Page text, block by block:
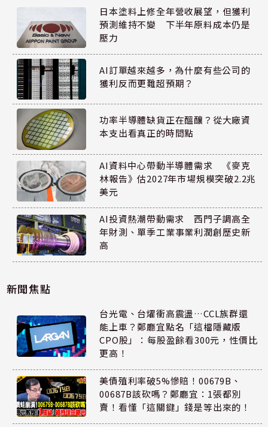
日本塗料上修全年營收展望，但獲利
預測維持不變 下半年原料成本仍是
壓力
AI訂單越來越多，為什麼有些公司的
獲利反而更難超預期？
功率半導體缺貨正在醞釀？從大廠資
本支出看真正的時間點
AI資料中心帶動半導體需求 《麥克
林報告》估2027年市場規模突破2.2兆
美元
AI投資熱潮帶動需求 西門子調高全
年財測、單季工業事業利潤創歷史新
高
新聞焦點
台光電、台燿衝高震盪…CCL族群還
能上車？鄭廳宜點名「這檔隱藏版
CPO股」：每股盈餘看300元，性價比
更高！
美債殖利率破5%慘賠！00679B、
00687B該砍嗎？鄭廳宜：1張都別
賣！看懂「這關鍵」錢是等出來的！